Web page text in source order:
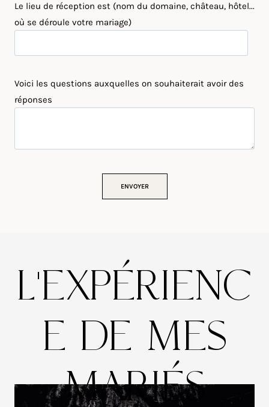
Le lieu de réception est (nom du domaine, château, hôtel...
où se déroule votre mariage)
Voici les questions auxquelles on souhaiterait avoir des
réponses
L’EXPÉRIENC
E DE MES
MARIÉS